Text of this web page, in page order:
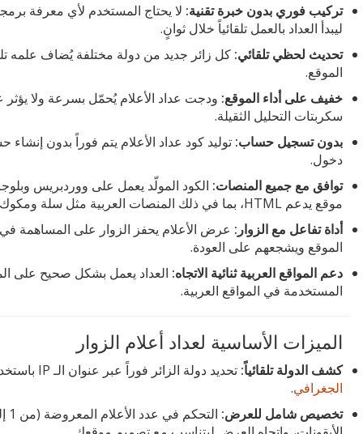
تركيب فوري بدون خبرة تقنية: لا يحتاج المستخدم لأي معرفة
ليبدأ العداد بالعمل تلقائياً خلال ثوانٍ.
تحديث لحظي تلقائي: كل زائر جديد من دولة مختلفة يُضاف علمه
الموقع.
خفيف على أداء الموقع: ودجت عداد الأعلام يُحمّل بسرعة ولا
سكربتات التحليل الثقيلة.
بدون تسجيل حساب: توليد كود عداد الأعلام يتم فوراً بدون
دخول.
توافق مع جميع المنصات: الكود المولّد يعمل على ووردبريس
موقع يدعم HTML، بما في ذلك المنصات العربية مثل سلة ومكوك.
أداة تفاعل مع الزوار: عرض الأعلام يحفز الزوار على المساهمة
الموقع ويشجعهم على العودة.
دعم المواقع العربية ثنائية الاتجاه:
المستخدمة في المواقع العربية.
الميزات الأساسية لعداد أعلام الزوار
كشف الدولة تلقائياً: تحديد دولة الزائر فوراً عبر عنوان الـ IP باستخدام تقنية مشابهة لأدوات
الجغرافي.
تخصيص شامل للعرض: